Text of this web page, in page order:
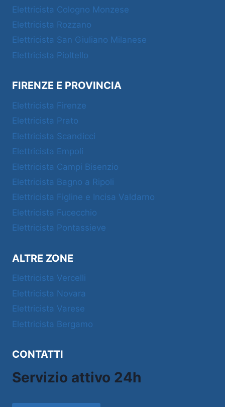
Elettricista Cologno Monzese
Elettricista Rozzano
Elettricista San Giuliano Milanese
Elettricista Pioltello
FIRENZE E PROVINCIA
Elettricista Firenze
Elettricista Prato
Elettricista Scandicci
Elettricista Empoli
Elettricista Campi Bisenzio
Elettricista Bagno a Ripoli
Elettricista Figline e Incisa Valdarno
Elettricista Fucecchio
Elettricista Pontassieve
ALTRE ZONE
Elettricista Vercelli
Elettricista Novara
Elettricista Varese
Elettricista Bergamo
CONTATTI
Servizio attivo 24h